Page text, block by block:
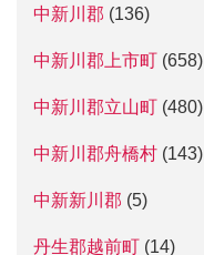
中新川郡 (136)
中新川郡上市町 (658)
中新川郡立山町 (480)
中新川郡舟橋村 (143)
中新新川郡 (5)
丹生郡越前町 (14)